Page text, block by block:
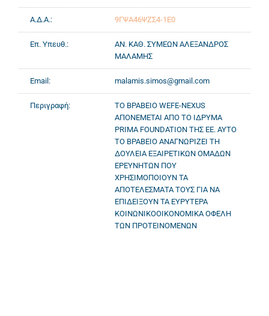
Α.Δ.Α.: 9ΓΨΑ46ΨΖΣ4-1Ε0
Επ. Υπευθ.:
ΑΝ. ΚΑΘ. ΣΥΜΕΩΝ ΑΛΕΞΑΝΔΡΟΣ
ΜΑΛΑΜΗΣ
Email: malamis.simos@gmail.com
Περιγραφή:
ΤΟ ΒΡΑΒΕΙΟ WEFE-NEXUS
ΑΠΟΝΕΜΕΤΑΙ ΑΠΟ ΤΟ ΙΔΡΥΜΑ
PRIMA FOUNDATION ΤΗΣ ΕΕ. ΑΥΤΟ
ΤΟ ΒΡΑΒΕΙΟ ΑΝΑΓΝΩΡΙΖΕΙ ΤΗ
ΔΟΥΛΕΙΑ ΕΞΑΙΡΕΤΙΚΩΝ ΟΜΑΔΩΝ
ΕΡΕΥΝΗΤΩΝ ΠΟΥ
ΧΡΗΣΙΜΟΠΟΙΟΥΝ ΤΑ
ΑΠΟΤΕΛΕΣΜΑΤΑ ΤΟΥΣ ΓΙΑ ΝΑ
ΕΠΙΔΕΙΞΟΥΝ ΤΑ ΕΥΡΥΤΕΡΑ
ΚΟΙΝΩΝΙΚΟΟΙΚΟΝΟΜΙΚΑ ΟΦΕΛΗ
ΤΩΝ ΠΡΟΤΕΙΝΟΜΕΝΩΝ